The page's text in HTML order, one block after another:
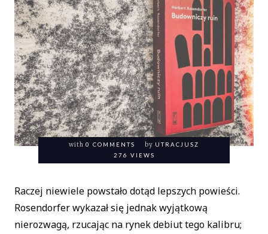
with 0 COMMENTS by UTRACJUSZ
276 VIEWS
Raczej niewiele powstało dotąd lepszych powieści.
Rosendorfer wykazał się jednak wyjątkową
nierozwagą, rzucając na rynek debiut tego kalibru;